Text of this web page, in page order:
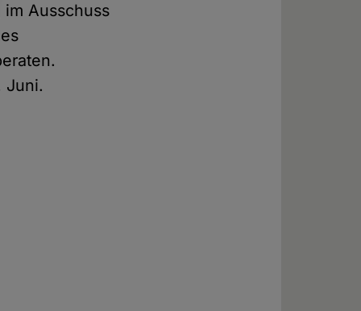
Ausschuss
Juni.